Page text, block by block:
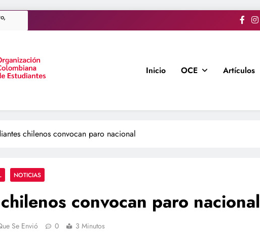
2026
Inicio OCE Artículos
chilenos convocan paro nacional
NOTICIAS
convocan paro nacional
Se Envió 0 3 Minutos